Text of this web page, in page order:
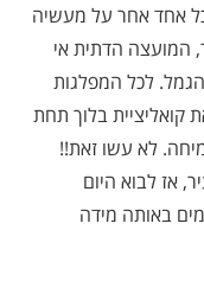
אחד אחר על מעשיה
המועצה הדתית אי
לכל המפלגות
קואליציית בלוך תחת
לא עשו זאת!!
אז לבוא היום
באותה מידה